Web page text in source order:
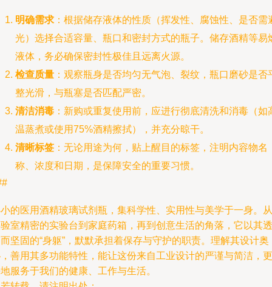
明确需求 ：根据储存液体的性质（挥发性、腐蚀性、是否需
光）选择合适容量、瓶口和密封方式的瓶子。储存酒精等易
液体，务必确保密封性极佳且远离火源。
检查质量 ：观察瓶身是否均匀无气泡、裂纹，瓶口磨砂是否
整光滑，与瓶塞是否匹配严密。
清洁消毒 ：新购或重复使用前，应进行彻底清洗和消毒（如
温蒸煮或使用75%酒精擦拭），并充分晾干。
清晰标签 ：无论用途为何，贴上醒目的标签，注明内容物名
称、浓度和日期，是保障安全的重要习惯。
的医用酒精玻璃试剂瓶，集科学性、实用性与美学于一身。从
室精密的实验台到家庭药箱，再到创意生活的角落，它以其透
坚固的“身躯”，默默承担着保存与守护的职责。理解其设计奥
善用其多功能特性，能让这份来自工业设计的严谨与简洁，更
服务于我们的健康、工作与生活。